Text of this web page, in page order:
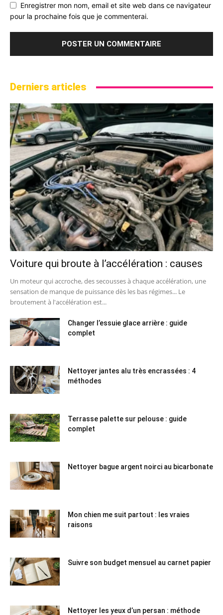
Enregistrer mon nom, email et site web dans ce navigateur
pour la prochaine fois que je commenterai.
Derniers articles
Voiture qui broute à l’accélération : causes
Un moteur qui accroche, des secousses à chaque accélération, une
sensation de manque de puissance dès les bas régimes... Le
broutement à l'accélération est...
Changer l’essuie glace arrière : guide
complet
Nettoyer jantes alu très encrassées : 4
méthodes
Terrasse palette sur pelouse : guide
complet
Nettoyer bague argent noirci au bicarbonate
Mon chien me suit partout : les vraies
raisons
Suivre son budget mensuel au carnet papier
Nettoyer les yeux d’un persan : méthode